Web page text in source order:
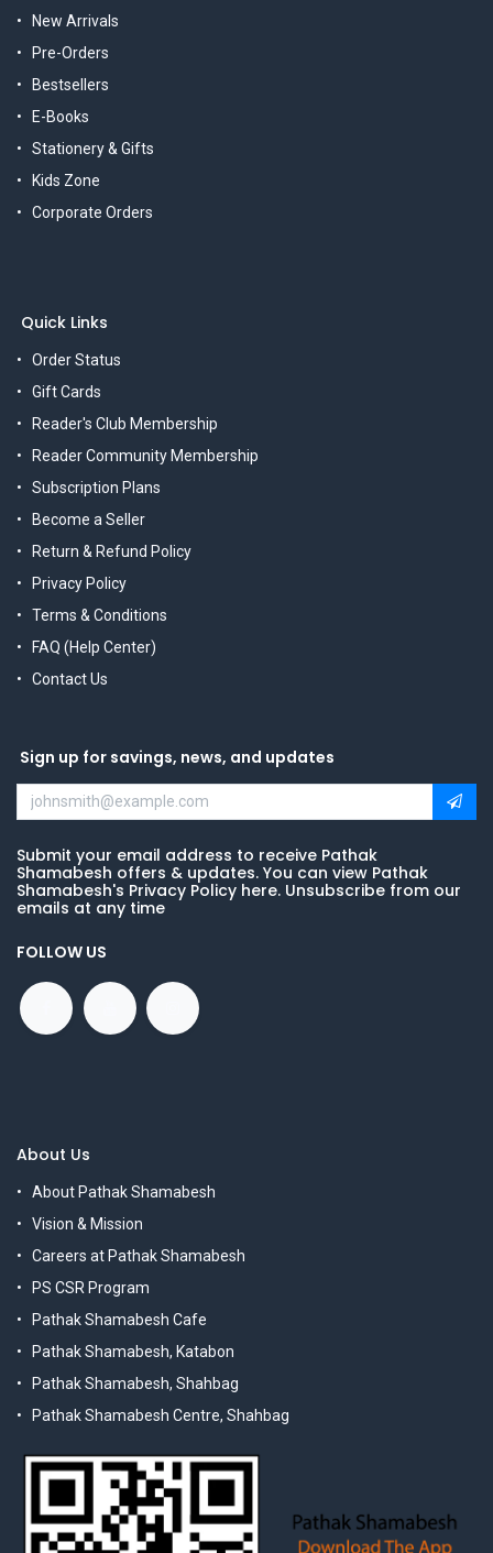
New Arrivals
Pre-Orders
Bestsellers
E-Books
Stationery & Gifts
Kids Zone
Corporate Orders
Quick Links
Order Status
Gift Cards
Reader's Club Membership
Reader Community Membership
Subscription Plans
Become a Seller
Return & Refund Policy
Privacy Policy
Terms & Conditions
FAQ (Help Center)
Contact Us
Sign up for savings, news, and updates
Submit your email address to receive Pathak
Shamabesh offers & updates. You can view Pathak
Shamabesh's Privacy Policy here. Unsubscribe from our
emails at any time
FOLLOW US
About Us
About Pathak Shamabesh
Vision & Mission
Careers at Pathak Shamabesh
PS CSR Program
Pathak Shamabesh Cafe
Pathak Shamabesh, Katabon
Pathak Shamabesh, Shahbag
Pathak Shamabesh Centre, Shahbag